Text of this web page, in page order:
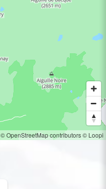
© OpenStreetMap contributors© Loopi